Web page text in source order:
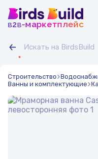
b2b-маркетплейс
Строительство
Ванны и комплектующие